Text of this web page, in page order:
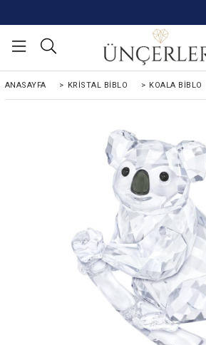
ANASAYFA > KRISTAL BIBLO > KOALA BIBLO